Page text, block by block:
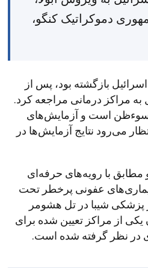
دموکراتیک کنگو،
بازگشته بود، پس از
به مراکز درمانی مراجعه کرد.
سوء‌ظن است و آزمایش‌های
می‌رود نتایج آزمایش‌ها در
مطابق با رویه‌های حرفه‌ای
عفونی پرخطر تحت
پزشکی شیبا در تل هشومر
از مراکز تعیین شده برای
در نظر گرفته شده است.